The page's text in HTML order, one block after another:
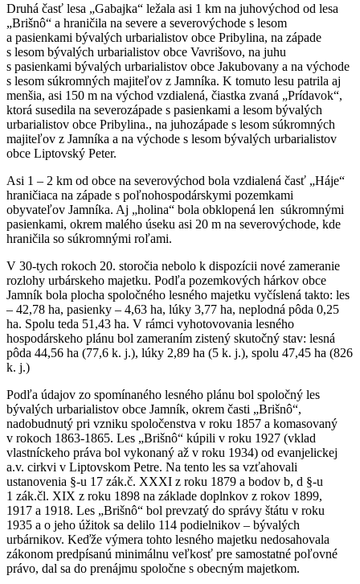
Druhá časť lesa „Gabajka“ ležala asi 1 km na juhovýchod od lesa
„Brišnô“ a hraničila na severe a severovýchode s lesom
a pasienkami bývalých urbarialistov obce Pribylina, na západe
s lesom bývalých urbarialistov obce Vavrišovo, na juhu
s pasienkami bývalých urbarialistov obce Jakubovany a na východe
s lesom súkromných majiteľov z Jamníka. K tomuto lesu patrila aj
menšia, asi 150 m na východ vzdialená, čiastka zvaná „Prídavok“,
ktorá susedila na severozápade s pasienkami a lesom bývalých
urbarialistov obce Pribylina., na juhozápade s lesom súkromných
majiteľov z Jamníka a na východe s lesom bývalých urbarialistov
obce Liptovský Peter.
Asi 1 – 2 km od obce na severovýchod bola vzdialená časť „Háje“
hraničiaca na západe s poľnohospodárskymi pozemkami
obyvateľov Jamníka. Aj „holina“ bola obklopená len súkromnými
pasienkami, okrem malého úseku asi 20 m na severovýchode, kde
hraničila so súkromnými roľami.
V 30-tych rokoch 20. storočia nebolo k dispozícii nové zameranie
rozlohy urbárskeho majetku. Podľa pozemkových hárkov obce
Jamník bola plocha spoločného lesného majetku vyčíslená takto: les
– 42,78 ha, pasienky – 4,63 ha, lúky 3,77 ha, neplodná pôda 0,25
ha. Spolu teda 51,43 ha. V rámci vyhotovovania lesného
hospodárskeho plánu bol zameraním zistený skutočný stav: lesná
pôda 44,56 ha (77,6 k. j.), lúky 2,89 ha (5 k. j.), spolu 47,45 ha (826
k. j.)
Podľa údajov zo spomínaného lesného plánu bol spoločný les
bývalých urbarialistov obce Jamník, okrem časti „Brišnô“,
nadobudnutý pri vzniku spoločenstva v roku 1857 a komasovaný
v rokoch 1863-1865. Les „Brišnô“ kúpili v roku 1927 (vklad
vlastníckeho práva bol vykonaný až v roku 1934) od evanjelickej
a.v. cirkvi v Liptovskom Petre. Na tento les sa vzťahovali
ustanovenia §-u 17 zák.č. XXXI z roku 1879 a bodov b, d §-u
1 zák.čl. XIX z roku 1898 na základe doplnkov z rokov 1899,
1917 a 1918. Les „Brišnô“ bol prevzatý do správy štátu v roku
1935 a o jeho úžitok sa delilo 114 podielnikov – bývalých
urbárnikov. Keďže výmera tohto lesného majetku nedosahovala
zákonom predpísanú minimálnu veľkosť pre samostatné poľovné
právo, dal sa do prenájmu spoločne s obecným majetkom.